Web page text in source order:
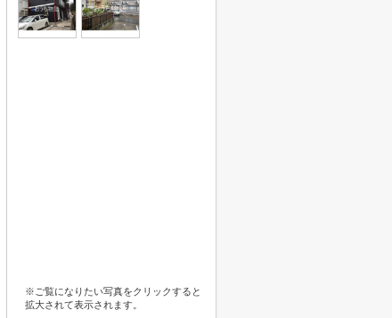
※ご覧になりたい写真をクリックすると
拡大されて表示されます。